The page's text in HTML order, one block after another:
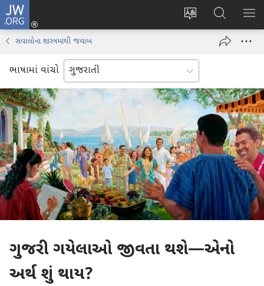
JW.ORG
વેબ
ભાષા
લોગ
new
JW.ORG
શોધો
સવાલોના શાસ્ત્રમાંથી જવાબ
ભાષામાં વાંચો
ગુજરી ગયેલાઓ જીવતા થશે—એનો
અર્થ શું થાય?